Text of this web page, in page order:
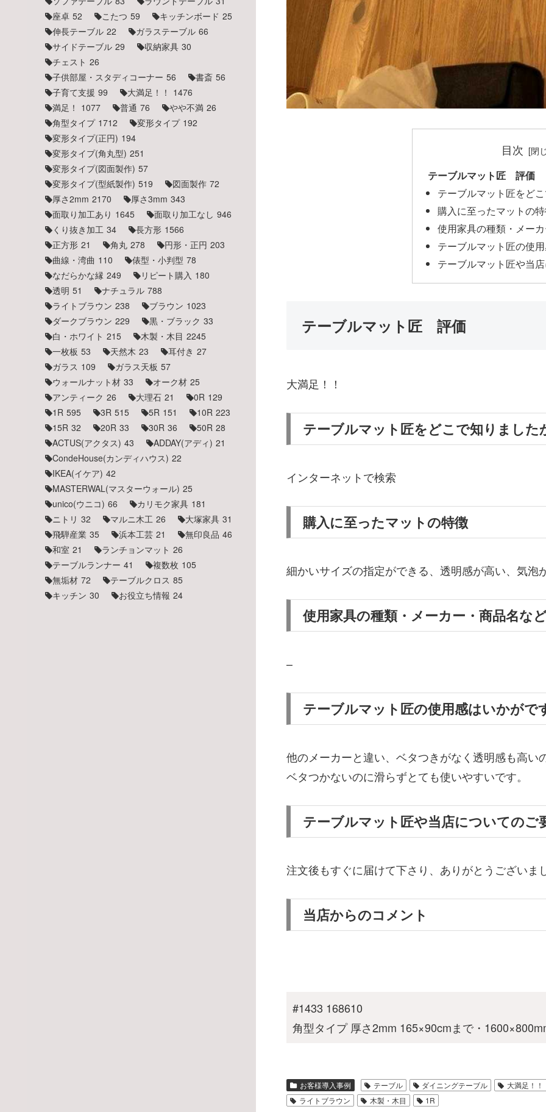
目次
テーブルマット匠 評価
テーブルマット匠をど
購入に至ったマットの
使用家具の種類・メー
テーブルマット匠の使
テーブルマット匠や当
テーブルマット匠 評価
大満足！！
テーブルマット匠をどこで知りました
インターネットで検索
購入に至ったマットの特徴
細かいサイズの指定ができる、透明感が高い、気泡
使用家具の種類・メーカー・商品名な
–
テーブルマット匠の使用感はいかがで
他のメーカーと違い、ベタつきがなく透明感も高
ベタつかないのに滑らずとても使いやすいです。
テーブルマット匠や当店についてのご
注文後もすぐに届けて下さり、ありがとうございま
当店からのコメント
#1433 168610
角型タイプ 厚さ2mm 165×90cmまで・
お客様導入事例 テーブル ダイニングテーブル
大満足！！
ライトブラウン
木製・木目 1R
座卓 52 こたつ 59 キッチンボード 25
伸長テーブル 22 ガラステーブル 66
サイドテーブル 29 収納家具 30
チェスト 26
子供部屋・スタディコーナー 56 書斎 56
子育て支援 99 大満足！！ 1476
満足！ 1077 普通 76 やや不満 26
角型タイプ 1712 変形タイプ 192
変形タイプ(正円) 194
変形タイプ(角丸型) 251
変形タイプ(図面製作) 57
変形タイプ(型紙製作) 519 図面製作 72
厚さ2mm 2170 厚さ3mm 343
面取り加工あり 1645 面取り加工なし 946
くり抜き加工 34 長方形 1566
正方形 21 角丸 278 円形・正円 203
曲線・湾曲 110 俵型・小判型 78
なだらかな縁 249 リピート購入 180
透明 51 ナチュラル 788
ライトブラウン 238 ブラウン 1023
ダークブラウン 229 黒・ブラック 33
白・ホワイト 215 木製・木目 2245
一枚板 53 天然木 23 耳付き 27
ガラス 109 ガラス天板 57
ウォールナット材 33 オーク材 25
アンティーク 26 大理石 21 0R 129
1R 595 3R 515 5R 151 10R 223
15R 32 20R 33 30R 36 50R 28
ACTUS(アクタス) 43 ADDAY(アディ) 21
CondeHouse(カンディハウス) 22
IKEA(イケア) 42
MASTERWAL(マスターウォール) 25
unico(ウニコ) 66 カリモク家具 181
ニトリ 32 マルニ木工 26 大塚家具 31
飛騨産業 35 浜本工芸 21 無印良品 46
和室 21 ランチョンマット 26
テーブルランナー 41 複数枚 105
無垢材 72 テーブルクロス 85
キッチン 30 お役立ち情報 24